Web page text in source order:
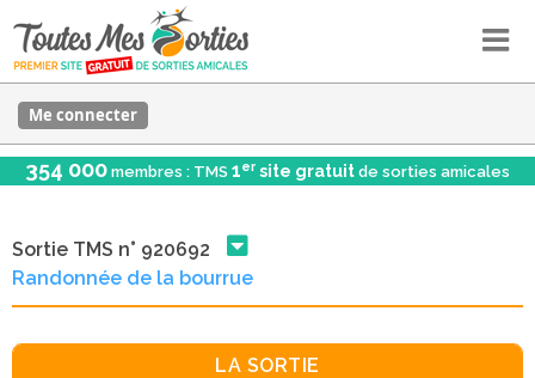
Me connecter
354 000 membres : TMS 1er site gratuit de sorties amicales
Sortie TMS n° 920692
Randonnée de la bourrue
LA SORTIE